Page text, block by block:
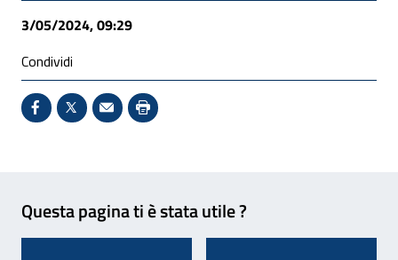
3/05/2024, 09:29
Condividi
Condividi su Facebook - Sito esterno - Apertura in
X - Sito esterno - Apertura in nuova finestra
Invio Mail: apre il programma di posta
Stampa pagina: scelta meno
Questa pagina ti è stata utile ?